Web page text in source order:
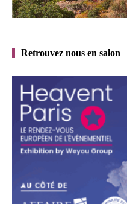
Retrouvez nous en salon